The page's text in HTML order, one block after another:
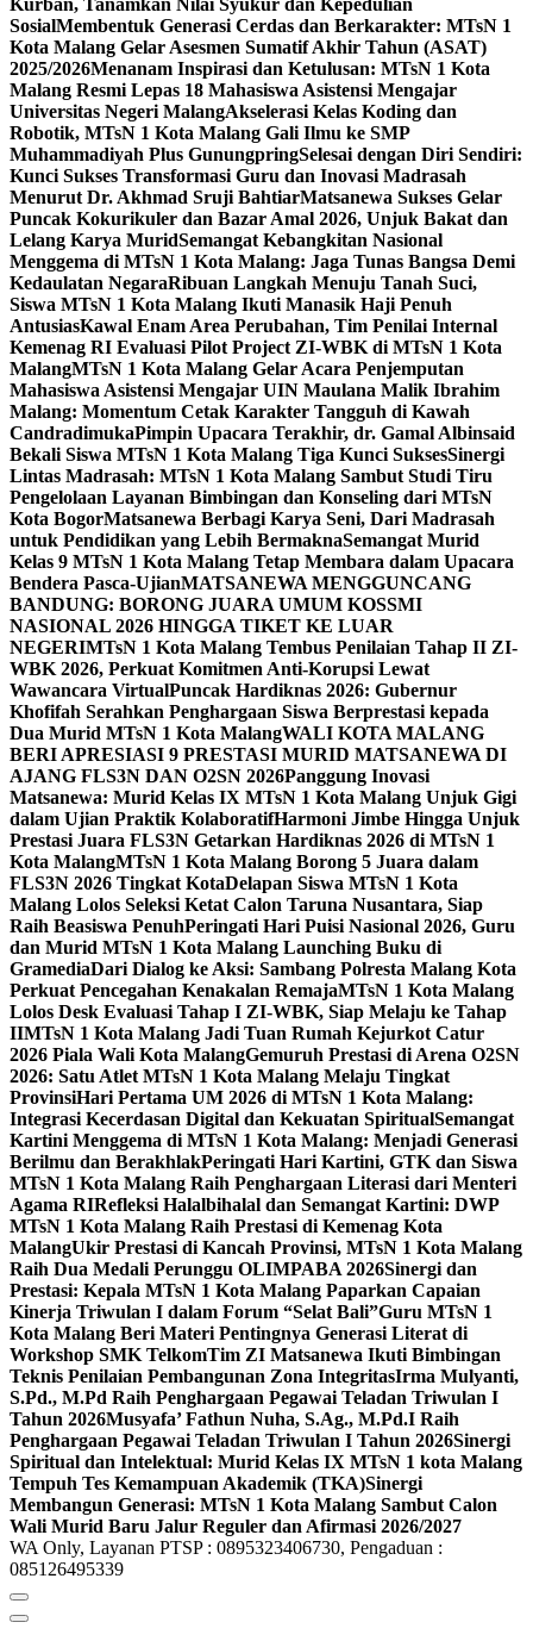
Kurban, Tanamkan Nilai Syukur dan Kepedulian
SosialMembentuk Generasi Cerdas dan Berkarakter: MTsN 1
Kota Malang Gelar Asesmen Sumatif Akhir Tahun (ASAT)
2025/2026Menanam Inspirasi dan Ketulusan: MTsN 1 Kota
Malang Resmi Lepas 18 Mahasiswa Asistensi Mengajar
Universitas Negeri MalangAkselerasi Kelas Koding dan
Robotik, MTsN 1 Kota Malang Gali Ilmu ke SMP
Muhammadiyah Plus GunungpringSelesai dengan Diri Sendiri:
Kunci Sukses Transformasi Guru dan Inovasi Madrasah
Menurut Dr. Akhmad Sruji BahtiarMatsanewa Sukses Gelar
Puncak Kokurikuler dan Bazar Amal 2026, Unjuk Bakat dan
Lelang Karya MuridSemangat Kebangkitan Nasional
Menggema di MTsN 1 Kota Malang: Jaga Tunas Bangsa Demi
Kedaulatan NegaraRibuan Langkah Menuju Tanah Suci,
Siswa MTsN 1 Kota Malang Ikuti Manasik Haji Penuh
AntusiasKawal Enam Area Perubahan, Tim Penilai Internal
Kemenag RI Evaluasi Pilot Project ZI-WBK di MTsN 1 Kota
MalangMTsN 1 Kota Malang Gelar Acara Penjemputan
Mahasiswa Asistensi Mengajar UIN Maulana Malik Ibrahim
Malang: Momentum Cetak Karakter Tangguh di Kawah
CandradimukaPimpin Upacara Terakhir, dr. Gamal Albinsaid
Bekali Siswa MTsN 1 Kota Malang Tiga Kunci SuksesSinergi
Lintas Madrasah: MTsN 1 Kota Malang Sambut Studi Tiru
Pengelolaan Layanan Bimbingan dan Konseling dari MTsN
Kota BogorMatsanewa Berbagi Karya Seni, Dari Madrasah
untuk Pendidikan yang Lebih BermaknaSemangat Murid
Kelas 9 MTsN 1 Kota Malang Tetap Membara dalam Upacara
Bendera Pasca-UjianMATSANEWA MENGGUNCANG
BANDUNG: BORONG JUARA UMUM KOSSMI
NASIONAL 2026 HINGGA TIKET KE LUAR
NEGERIMTsN 1 Kota Malang Tembus Penilaian Tahap II ZI-
WBK 2026, Perkuat Komitmen Anti-Korupsi Lewat
Wawancara VirtualPuncak Hardiknas 2026: Gubernur
Khofifah Serahkan Penghargaan Siswa Berprestasi kepada
Dua Murid MTsN 1 Kota MalangWALI KOTA MALANG
BERI APRESIASI 9 PRESTASI MURID MATSANEWA DI
AJANG FLS3N DAN O2SN 2026Panggung Inovasi
Matsanewa: Murid Kelas IX MTsN 1 Kota Malang Unjuk Gigi
dalam Ujian Praktik KolaboratifHarmoni Jimbe Hingga Unjuk
Prestasi Juara FLS3N Getarkan Hardiknas 2026 di MTsN 1
Kota MalangMTsN 1 Kota Malang Borong 5 Juara dalam
FLS3N 2026 Tingkat KotaDelapan Siswa MTsN 1 Kota
Malang Lolos Seleksi Ketat Calon Taruna Nusantara, Siap
Raih Beasiswa PenuhPeringati Hari Puisi Nasional 2026, Guru
dan Murid MTsN 1 Kota Malang Launching Buku di
GramediaDari Dialog ke Aksi: Sambang Polresta Malang Kota
Perkuat Pencegahan Kenakalan RemajaMTsN 1 Kota Malang
Lolos Desk Evaluasi Tahap I ZI-WBK, Siap Melaju ke Tahap
IIMTsN 1 Kota Malang Jadi Tuan Rumah Kejurkot Catur
2026 Piala Wali Kota MalangGemuruh Prestasi di Arena O2SN
2026: Satu Atlet MTsN 1 Kota Malang Melaju Tingkat
ProvinsiHari Pertama UM 2026 di MTsN 1 Kota Malang:
Integrasi Kecerdasan Digital dan Kekuatan SpiritualSemangat
Kartini Menggema di MTsN 1 Kota Malang: Menjadi Generasi
Berilmu dan BerakhlakPeringati Hari Kartini, GTK dan Siswa
MTsN 1 Kota Malang Raih Penghargaan Literasi dari Menteri
Agama RIRefleksi Halalbihalal dan Semangat Kartini: DWP
MTsN 1 Kota Malang Raih Prestasi di Kemenag Kota
MalangUkir Prestasi di Kancah Provinsi, MTsN 1 Kota Malang
Raih Dua Medali Perunggu OLIMPABA 2026Sinergi dan
Prestasi: Kepala MTsN 1 Kota Malang Paparkan Capaian
Kinerja Triwulan I dalam Forum “Selat Bali”Guru MTsN 1
Kota Malang Beri Materi Pentingnya Generasi Literat di
Workshop SMK TelkomTim ZI Matsanewa Ikuti Bimbingan
Teknis Penilaian Pembangunan Zona IntegritasIrma Mulyanti,
S.Pd., M.Pd Raih Penghargaan Pegawai Teladan Triwulan I
Tahun 2026Musyafa’ Fathun Nuha, S.Ag., M.Pd.I Raih
Penghargaan Pegawai Teladan Triwulan I Tahun 2026Sinergi
Spiritual dan Intelektual: Murid Kelas IX MTsN 1 kota Malang
Tempuh Tes Kemampuan Akademik (TKA)Sinergi
Membangun Generasi: MTsN 1 Kota Malang Sambut Calon
Wali Murid Baru Jalur Reguler dan Afirmasi 2026/2027
WA Only, Layanan PTSP : 0895323406730, Pengaduan :
085126495339